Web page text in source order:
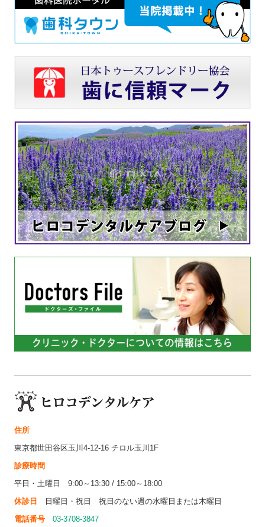
住所
東京都世田谷区玉川4-12-16 チロル玉川1F
診療時間
平日・土曜日 9:00～13:30 / 15:00～18:00
休診日
日曜日・祝日 祝日のない週の水曜日または木曜日
電話番号
03-3708-3847